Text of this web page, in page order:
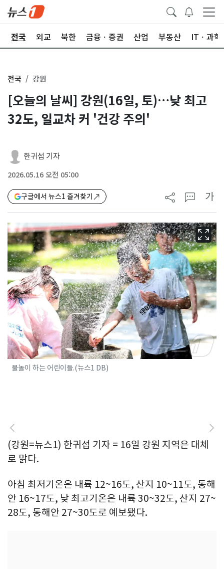
전국 외교 북한 금융ㆍ증권 산업 부동산 ITㆍ과학
전국 강원
[오늘의 날씨] 강원(16일, 토)…낮 최고
32도, 일교차 커 '건강 주의'
한귀섭 기자
2026.05.16 오전 05:00
구글에서 뉴스1 즐겨찾기 가
물놀이 하는 어린이들.(뉴스1 DB)
(강원=뉴스1) 한귀섭 기자 = 16일 강원 지역은 대체
로 맑다.
아침 최저기온은 내륙 12~16도, 산지 10~11도, 동해
안 16~17도, 낮 최고기온은 내륙 30~32도, 산지 27~
28도, 동해안 27~30도로 예보됐다.